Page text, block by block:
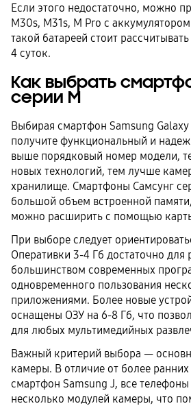
Если этого недостаточно, можно
M30s, M31s, M Pro с
такой батареей стоит
4 суток.
Как выбрать
серии М
Выбирая смартфон Samsung
получите функциональный и
выше порядковый номер модели,
новых технологий, тем лучше
хранилище. Смартфоны Самсунг
большой объем встроенной
можно расширить с помощью
При выборе следует
Оперативки 3-4 Гб достаточно для
большинством современных
одновременного пользования
приложениями. Более новые
оснащены ОЗУ на 6-8 Гб, что
для любых мультимедийных
Важный критерий выбора —
камеры. В отличие от более
смартфон Samsung J, все
несколько модулей камеры, что